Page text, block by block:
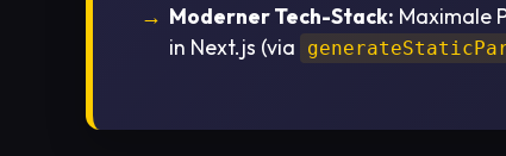
Moderner Tech-Stack: Maximale
in Next.js (via